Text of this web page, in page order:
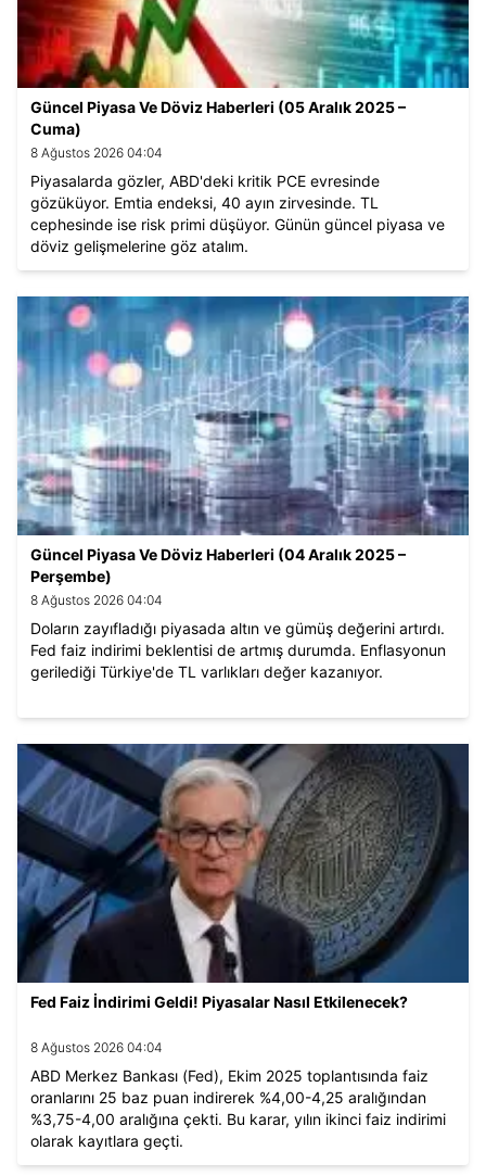
Güncel Piyasa Ve Döviz Haberleri (05 Aralık 2025 –
Cuma)
8 Ağustos 2026 04:04
Piyasalarda gözler, ABD'deki kritik PCE evresinde
gözüküyor. Emtia endeksi, 40 ayın zirvesinde. TL
cephesinde ise risk primi düşüyor. Günün güncel piyasa ve
döviz gelişmelerine göz atalım.
Güncel Piyasa Ve Döviz Haberleri (04 Aralık 2025 –
Perşembe)
8 Ağustos 2026 04:04
Doların zayıfladığı piyasada altın ve gümüş değerini artırdı.
Fed faiz indirimi beklentisi de artmış durumda. Enflasyonun
gerilediği Türkiye'de TL varlıkları değer kazanıyor.
Fed Faiz İndirimi Geldi! Piyasalar Nasıl Etkilenecek?
8 Ağustos 2026 04:04
ABD Merkez Bankası (Fed), Ekim 2025 toplantısında faiz
oranlarını 25 baz puan indirerek %4,00-4,25 aralığından
%3,75-4,00 aralığına çekti. Bu karar, yılın ikinci faiz indirimi
olarak kayıtlara geçti.